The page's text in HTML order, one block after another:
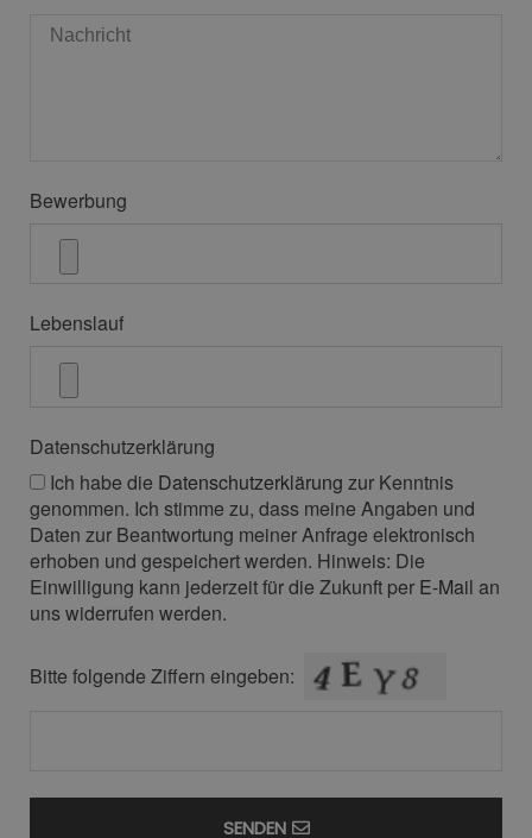
Bewerbung
Lebenslauf
Datenschutzerklärung
Ich habe die Datenschutzerklärung zur Kenntnis
genommen. Ich stimme zu, dass meine Angaben und
Daten zur Beantwortung meiner Anfrage elektronisch
erhoben und gespeichert werden. Hinweis: Die
Einwilligung kann jederzeit für die Zukunft per E-Mail an
uns widerrufen werden.
Bitte folgende Ziffern eingeben:
SENDEN